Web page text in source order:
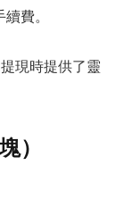
費。
現時提供了靈
）